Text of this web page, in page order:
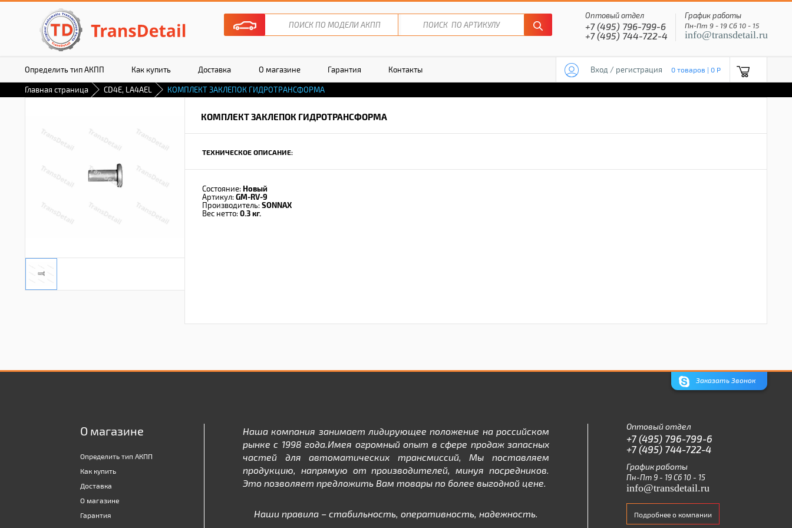
Оптовый отдел
+7 (495) 796-799-6
+7 (495) 744-722-4
График работы
Пн-Пт 9 - 19 Сб 10 - 15
info@transdetail.ru
Определить тип АКПП Как купить Доставка О магазине Гарантия Контакты Вход / регистрация 0 товаров | 0 P
Главная страница CD4E, LA4AEL КОМПЛЕКТ ЗАКЛЕПОК ГИДРОТРАНСФОРМА
КОМПЛЕКТ ЗАКЛЕПОК ГИДРОТРАНСФОРМА
ТЕХНИЧЕСКОЕ ОПИСАНИЕ:
Состояние: Новый
Артикул: GM-RV-9
Производитель: SONNAX
Вес нетто: 0.3 кг.
Заказать Звонок
О магазине
Определить тип АКПП
Как купить
Доставка
О магазине
Гарантия
Наша компания занимает лидирующее положение на российском
рынке с 1998 года.Имея огромный опыт в сфере продаж запасных
частей для автоматических трансмиссий, Мы поставляем
продукцию, напрямую от производителей, минуя посредников.
Это позволяет предложить Вам товары по более выгодной цене.
Наши правила – стабильность, оперативность, надежность.
Оптовый отдел
+7 (495) 796-799-6
+7 (495) 744-722-4
График работы
Пн-Пт 9 - 19 Сб 10 - 15
info@transdetail.ru
Подробнее о компании